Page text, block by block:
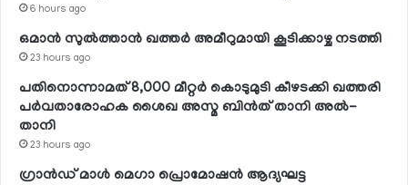
6 hours ago
ഒമാന്‍ സുല്‍ത്താന്‍ ഖത്തര്‍ അമീറുമായി കൂടിക്കാഴ്ച നടത്തി
23 hours ago
പതിനൊന്നാമത് 8,000 മീറ്റര്‍ കൊടുമുടി കീഴടക്കി ഖത്തരി
പര്‍വതാരോഹക ശൈഖ അസ്മ ബിന്‍ത് താനി അല്‍-
താനി
23 hours ago
ഗ്രാന്‍ഡ് മാള്‍ മെഗാ പ്രൊമോഷന്‍ ആദ്യഘട്ട